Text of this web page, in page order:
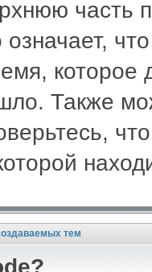
часть
означает,
которое
Также
тем